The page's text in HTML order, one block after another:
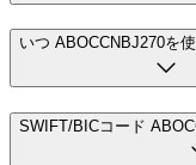
いつ ABOCCNBJ270を
SWIFT/BICコード